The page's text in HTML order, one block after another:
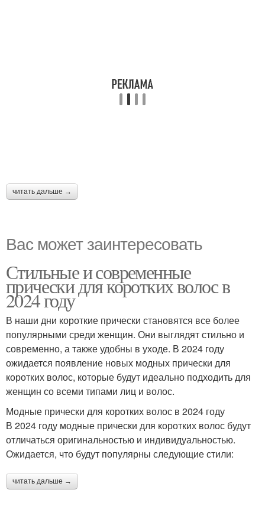
читать дальше →
Вас может заинтересовать
Стильные и современные
прически для коротких волос в
2024 году
В наши дни короткие прически становятся все более
популярными среди женщин. Они выглядят стильно и
современно, а также удобны в уходе. В 2024 году
ожидается появление новых модных прически для
коротких волос, которые будут идеально подходить для
женщин со всеми типами лиц и волос.
Модные прически для коротких волос в 2024 году
В 2024 году модные прически для коротких волос будут
отличаться оригинальностью и индивидуальностью.
Ожидается, что будут популярны следующие стили:
читать дальше →